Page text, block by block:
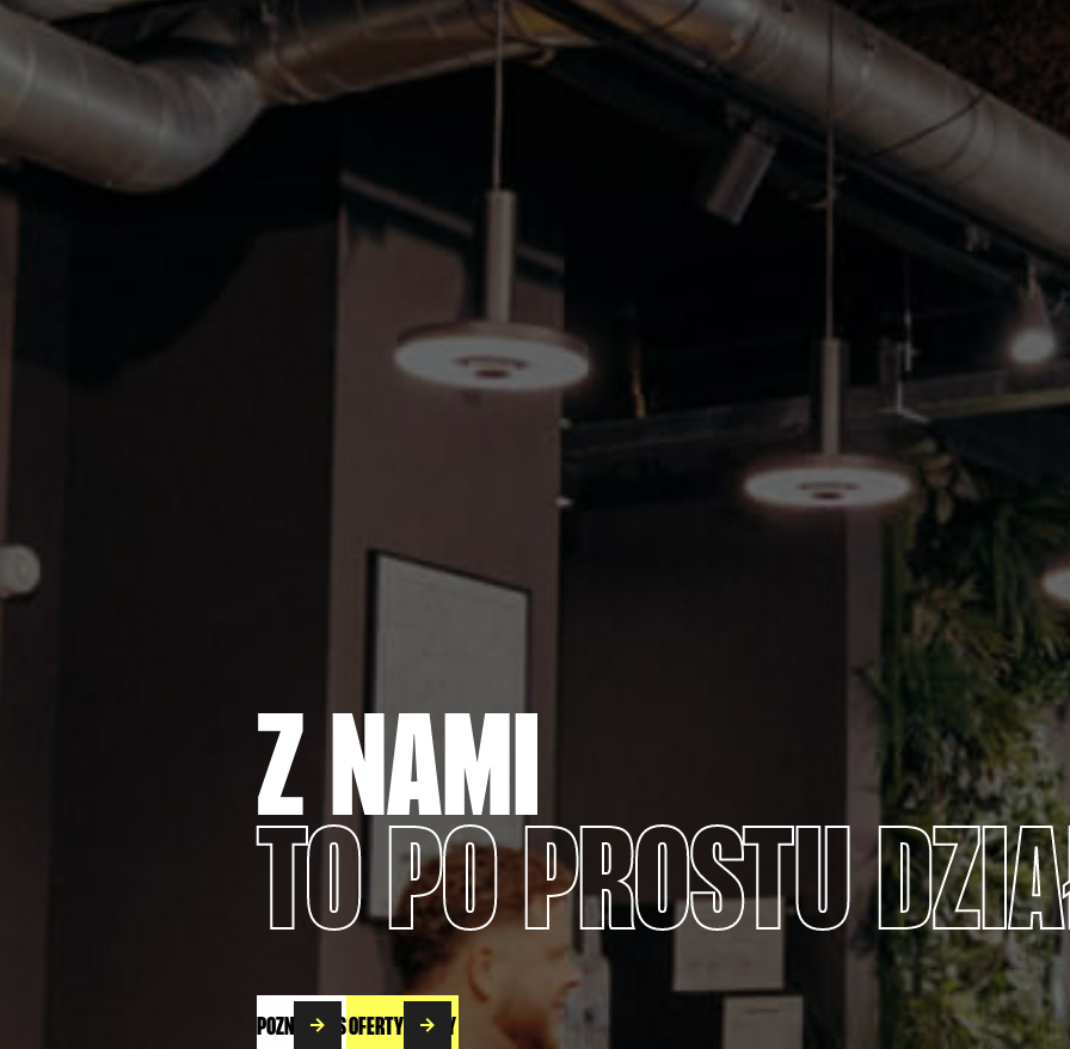
ZNAMI
TOPOPROSTU
POZNAJ NASOFERTY PRACY